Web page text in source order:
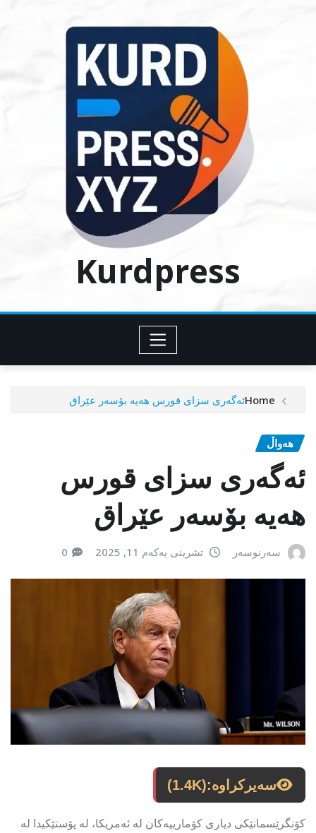
Kurdpress
Homeئەگەری سزای قورس هەیە بۆسەر عێراق
هەواڵ
ئەگەری سزای قورس
هەیە بۆسەر عێراق
سەرنوسەر تشرینی یەکەم 11, 2025 0
سەیرکراوە:(1.4K)
كۆنگرێسمانێكی دیاری كۆمارییەكان لە ئەمریكا، له پۆستێكیدا له